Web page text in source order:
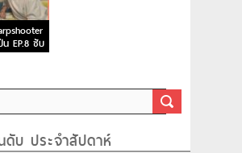
EP.8 ซับ
บ ประจำสัปดาห์